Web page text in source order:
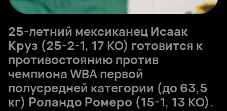
25-летний мексиканецИсаак
Круз (25-2-1, 17 КО) готовится к
противостоянию против
чемпиона WBA первой
полусредней категории (до 63,5
кг) Роландо Ромеро (15-1, 13 КО).